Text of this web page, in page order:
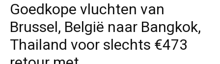
Goedkope vluchten van
Brussel, België naar Bangkok,
Thailand voor slechts €473